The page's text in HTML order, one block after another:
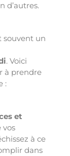
d’autres.
souvent un
. Voici
à prendre
:
et
vos
à ce
dans